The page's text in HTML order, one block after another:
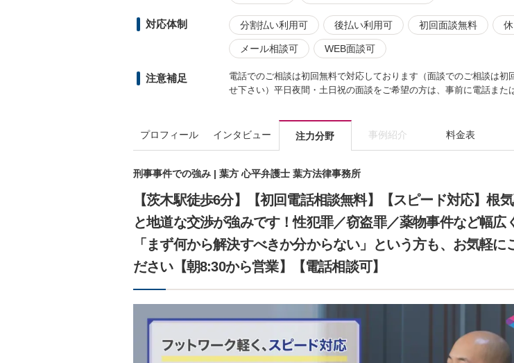
対応体制 分割払い利用可 後払い利用可 初回面談無料
メール相談可 WEB面談可
注意補足
電話でのご相談は初回無料で対応しております（面談でのご相談は
せ下さい）平日夜間・土日祝の面談をご希望の方は、事前に電話また
プロフィール インタビュー 注力分野 事例紹介 料金表
刑事事件での強み | 葉方 心平弁護士 葉方法律事務所
【茨木駅徒歩6分】【初回電話相談無料】【スピード対応】根
と地道な交渉が強みです！性犯罪／窃盗罪／薬物事件など幅広
「まず何から解決すべきか分からない」という方も、お気軽に
ださい【朝8:30から営業】【電話相談可】